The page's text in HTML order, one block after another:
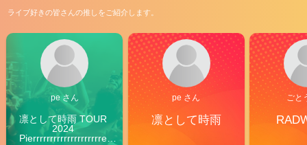
ライブ好きの皆さんの推しをご紹介します。
pe さん
凛として時雨 TOUR
2024
Pierrrrrrrrrrrrrrrrrrrre
pe さん
凛として時雨
ごと